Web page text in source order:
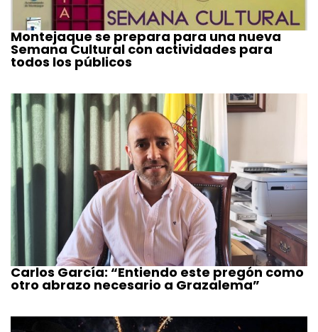
Montejaque se prepara para una nueva
Semana Cultural con actividades para
todos los públicos
Carlos García: “Entiendo este pregón como
otro abrazo necesario a Grazalema”